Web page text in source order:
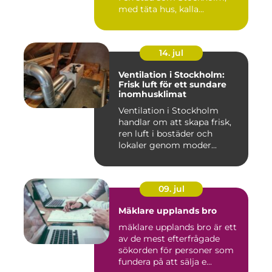
med täta hus, kalla...
14. jul
Ventilation i Stockholm:
Frisk luft för ett sundare
inomhusklimat
Ventilation i Stockholm
handlar om att skapa frisk,
ren luft i bostäder och
lokaler genom moder...
09. jul
Mäklare upplands bro
mäklare upplands bro är ett
av de mest efterfrågade
sökorden för personer som
fundera på att sälja e...